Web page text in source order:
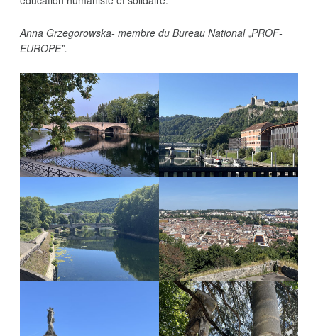
Anna Grzegorowska- membre du Bureau National „PROF-
EUROPE”.